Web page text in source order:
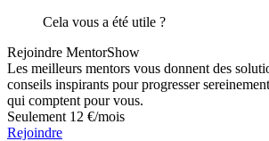
Cela vous a été utile ?
Rejoindre MentorShow
Les meilleurs mentors vous donnent des
conseils inspirants pour progresser
qui comptent pour vous.
Seulement 12 €/mois
Rejoindre